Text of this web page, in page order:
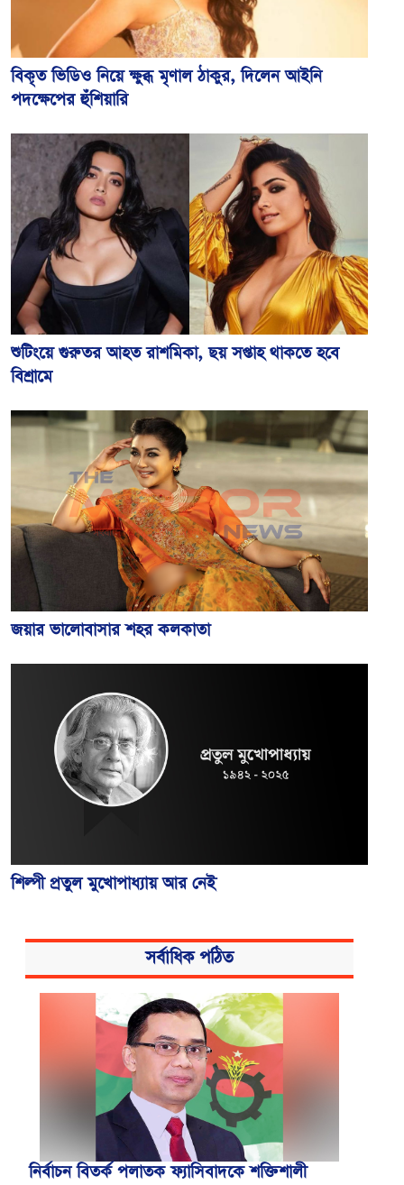
বিকৃত ভিডিও নিয়ে ক্ষুব্ধ মৃণাল ঠাকুর, দিলেন আইনি
পদক্ষেপের হুঁশিয়ারি
শুটিংয়ে গুরুতর আহত রাশমিকা, ছয় সপ্তাহ থাকতে হবে
বিশ্রামে
জয়ার ভালোবাসার শহর কলকাতা
শিল্পী প্রতুল মুখোপাধ্যায় আর নেই
সর্বাধিক পঠিত
নির্বাচন বিতর্ক পলাতক ফ্যাসিবাদকে শক্তিশালী